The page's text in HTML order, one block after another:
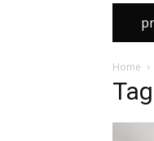
Home